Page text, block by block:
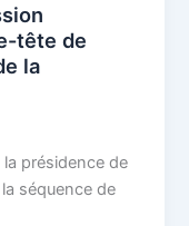
tête de
la
la présidence de
séquence de